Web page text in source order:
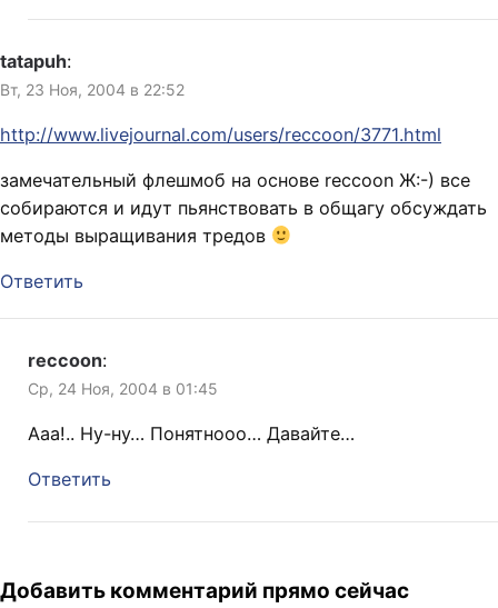
tatapuh:
Вт, 23 Ноя, 2004 в 22:52
http://www.livejournal.com/users/reccoon/3771.html
замечательный флешмоб на основе reccoon Ж:-) все
собираются и идут пьянствовать в общагу обсуждать
методы выращивания тредов
Ответить
reccoon:
Ср, 24 Ноя, 2004 в 01:45
Ааа!.. Ну-ну… Понятнооо… Давайте…
Ответить
Добавить комментарий прямо сейчас